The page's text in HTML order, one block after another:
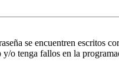
se encuentren escritos
o tenga fallos en la